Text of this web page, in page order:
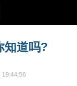
知道吗?
19:44:56